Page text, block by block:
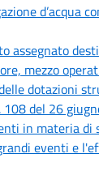
d’acqua
assegnato
mezzo
dotazioni
108 del 26
in materia di
eventi e